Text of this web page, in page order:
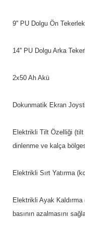
9'' PU Dolgu Ön
14'' PU Dolgu Arka
2x50 Ah Akü
Dokunmatik Ekran
Elektrikli Tilt Özelliği
dinlenme ve kalça
Elektrikli Sırt Yatırma
Elektrikli Ayak Kaldırma
basının azalmasını